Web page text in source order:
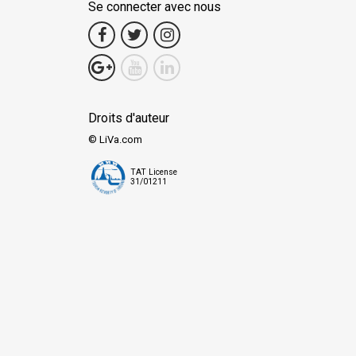
Se connecter avec nous
Droits d'auteur
© LiVa.com
TAT License
31/01211